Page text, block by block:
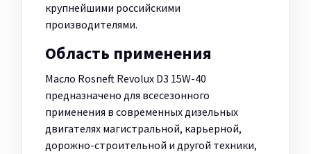
крупнейшими российскими
производителями.
Область применения
Масло Rosneft Revolux D3 15W-40
предназначено для всесезонного
применения в современных дизельных
двигателях магистральной, карьерной,
дорожно-строительной и другой техники,